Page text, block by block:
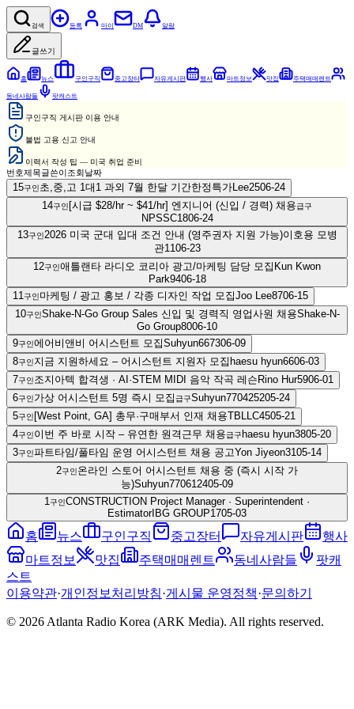
검색 등록 마이 DM 알람
글쓰기
홈 뉴스 구인구직 중고장터 자유게시판 행사 마트정보 맛집 주택매매렌트
동네사람들 팟캐스트
구인구직 게시판 이용 안내
불법 고용 신고 안내
이력서 작성 팁 — 미국 취업 준비
번호제목글쓴이 조회 날짜
15구인초,중,고 1대1 과외 7월 한달 기간한정특가Lee2506-24
14구인 [시급 $28/hr ~ $41/hr] 엔지니어 (신입 / 경력) 채용급구
NPSSC1806-24
13구인2026 미국 군대 입대 조건 안내 (영주권자 지원 가능)이호용 모병
관1106-23
12구인애틀랜타 라디오 코리아 광고/마케팅 담당 모집 Kun Kwon
Park9406-18
11구인마케팅 / 광고 홍보 / 각종 디자인 작업 모집Joo Lee8706-15
10구인Shake-N-Go Group Sales 신입 및 경력직 영업사원 채용Shake-N-
Go Group8006-10
9구인에어비앤비 어시스턴트 모집Suhyun667306-09
8구인지금 지원하세요 – 어시스턴트 지원자 모집 haesu hyun6606-03
7구인조지아텍 합격생 · AI·STEM MIDI 음악 작곡 레슨 Rino Hur5906-01
6구인가상 어시스턴트 5명 즉시 모집급구Suhyun770425205-24
5구인 [West Point, GA] 총무·구매부서 인재 채용 TBLLC4505-21
4구인이번 주 바로 시작 – 유연한 원격근무 채용급구 haesu hyun3805-20
3구인파트타임/풀타임 운영 어시스턴트 채용 공고Yon Jiyeon3105-14
2구인온라인 스토어 어시스턴트 채용 중 (즉시 시작 가
능)Suhyun770612405-09
1구인CONSTRUCTION Project Manager · Superintendent ·
EstimatorIBG GROUP1705-03
홈 뉴스 구인구직 중고장터 자유게시판
행사
마트정보
맛집 주택매매렌트 동네사람들
팟캐
스트
이용약관·개인정보처리방침·게시물 운영정책·문의하기
© 2026 Atlanta Radio Korea (ARK Media). All rights reserved.